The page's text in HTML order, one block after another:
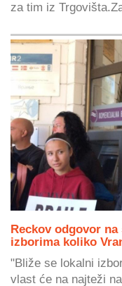
za tim iz
Reckov odgovor
izborima koliko
"Bliže se lokalni
vlast će na najteži